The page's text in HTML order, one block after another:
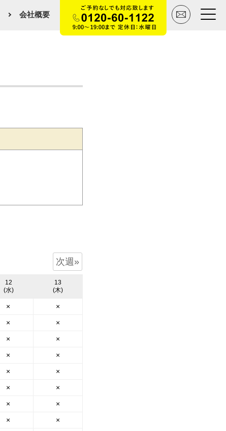
会社概要
買いたい
お知らせ
お問い合わせ
来店予約
会員登録
次週»
12
(水)
×
×
×
×
×
×
×
×
13
(木)
×
×
×
×
×
×
×
×